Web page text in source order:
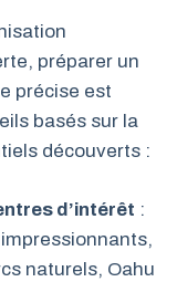
préparer un
précise est
basés sur la
découverts :
d’intérêt :
naturels, Oahu